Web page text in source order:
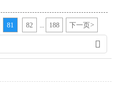
81 82 ... 188 下一页 >
